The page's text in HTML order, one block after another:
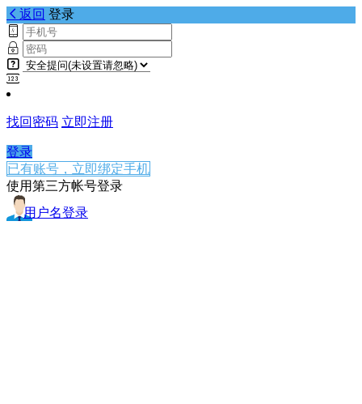
返回 登录
找回密码 立即注册
登录
已有账号，立即绑定手机
使用第三方帐号登录
用户名登录